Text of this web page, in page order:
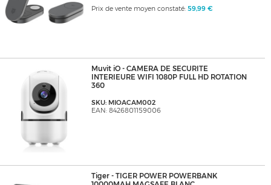
Prix de vente moyen constaté: 59,99 €
Muvit iO - CAMERA DE SECURITE
INTERIEURE WIFI 1080P FULL HD ROTATION
360
SKU: MIOACAM002
EAN: 8426801159006
Tiger - TIGER POWER POWERBANK